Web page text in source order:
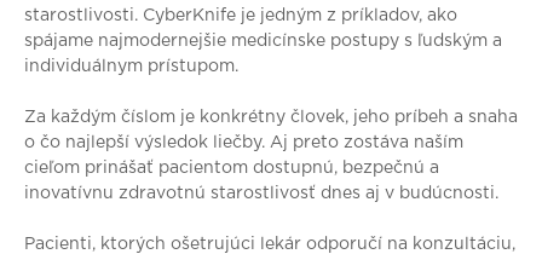
starostlivosti. CyberKnife je jedným z príkladov, ako
spájame najmodernejšie medicínske postupy s ľudským a
individuálnym prístupom.
Za každým číslom je konkrétny človek, jeho príbeh a snaha
o čo najlepší výsledok liečby. Aj preto zostáva naším
cieľom prinášať pacientom dostupnú, bezpečnú a
inovatívnu zdravotnú starostlivosť dnes aj v budúcnosti.
Pacienti, ktorých ošetrujúci lekár odporučí na konzultáciu,